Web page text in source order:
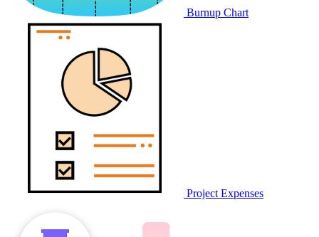
Burnup Chart
Project Expenses